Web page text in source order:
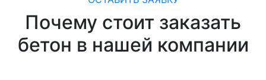
Почему стоит заказать
бетон в нашей компании